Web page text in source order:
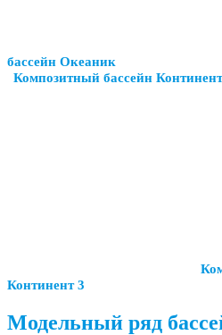
бассейн Океаник
Композитный бассейн Континент
Континент 3
Модельный ряд